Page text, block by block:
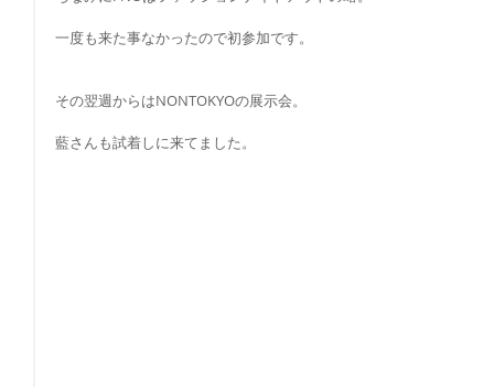
一度も来た事なかったので初参加です。
その翌週からはNONTOKYOの展示会。
藍さんも試着しに来てました。